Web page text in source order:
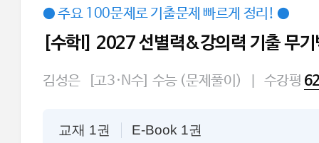
● 주요 100문제로 기출문제 빠르게 정리! ●
[수학l] 2027 선별력&강의력 기출 무기
김성은 [고3·N수] 수능 (문제풀이) 수강평 62
교재 1권 E-Book 1권